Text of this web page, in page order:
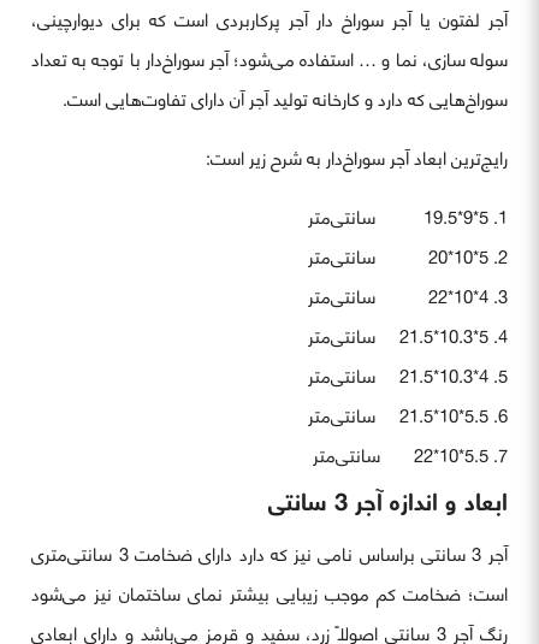
آجر لفتون یا آجر سوراخ دار آجر پرکاربردی است که برای دیوارچینی،
سوله سازی، نما و … استفاده می‌شود؛ آجر سوراخ‌دار با توجه به تعداد
سوراخ‌هایی که دارد و کارخانه تولید آجر آن دارای تفاوت‌هایی است.
رایج‌ترین ابعاد آجر سوراخ‌دار به شرح زیر است:
5*9*19.5 سانتی‌متر
5*10*20 سانتی‌متر
4*10*22 سانتی‌متر
5*10.3*21.5 سانتی‌متر
4*10.3*21.5 سانتی‌متر
5.5*10*21.5 سانتی‌متر
5.5*10*22 سانتی‌متر
ابعاد و اندازه آجر 3 سانتی
آجر 3 سانتی براساس نامی نیز که دارد دارای ضخامت 3 سانتی‌متری
است؛ ضخامت کم موجب زیبایی بیشتر نمای ساختمان نیز می‌شود
رنگ آجر 3 سانتی اصولاً زرد، سفید و قرمز می‌باشد و دارای ابعادی